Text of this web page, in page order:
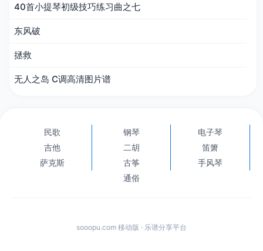
40首小提琴初级技巧练习曲之七
东风破
拯救
无人之岛 C调高清图片谱
民歌 钢琴
电子琴
吉他
二胡
笛箫
萨克斯
古筝
手风琴
通俗
sooopu.com 移动版 · 乐谱分享平台